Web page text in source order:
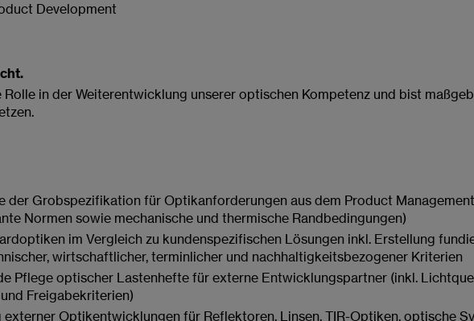
Development
Rolle in der Weiterentwicklung unserer optischen Kompetenz und bist
der Grobspezifikation für Optikanforderungen aus dem Product
Normen sowie mechanische und thermische Randbedingungen)
im Vergleich zu kundenspezifischen Lösungen inkl. Erstellung
wirtschaftlicher, terminlicher und nachhaltigkeitsbezogener Kriterien
Pflege optischer Lastenhefte für externe Entwicklungspartner (inkl.
Freigabekriterien)
externer Optikentwicklungen für Reflektoren, Linsen, TIR-Optiken, optische